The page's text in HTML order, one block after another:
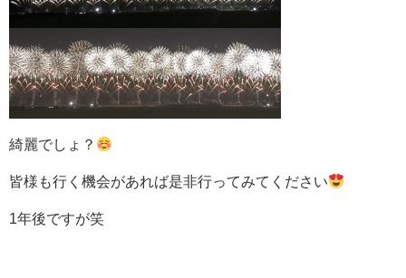
綺麗でしょ？
皆様も行く機会があれば是非行ってみてください
1年後ですが笑